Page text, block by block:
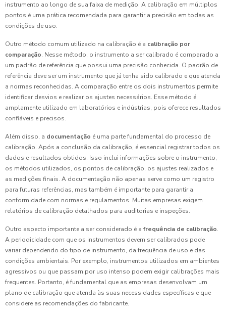
instrumento ao longo de sua faixa de medição. A calibração em múltiplos
pontos é uma prática recomendada para garantir a precisão em todas as
condições de uso.
Outro método comum utilizado na calibração é a calibração por
comparação. Nesse método, o instrumento a ser calibrado é comparado a
um padrão de referência que possui uma precisão conhecida. O padrão de
referência deve ser um instrumento que já tenha sido calibrado e que atenda
a normas reconhecidas. A comparação entre os dois instrumentos permite
identificar desvios e realizar os ajustes necessários. Esse método é
amplamente utilizado em laboratórios e indústrias, pois oferece resultados
confiáveis e precisos.
Além disso, a documentação é uma parte fundamental do processo de
calibração. Após a conclusão da calibração, é essencial registrar todos os
dados e resultados obtidos. Isso inclui informações sobre o instrumento,
os métodos utilizados, os pontos de calibração, os ajustes realizados e
as medições finais. A documentação não apenas serve como um registro
para futuras referências, mas também é importante para garantir a
conformidade com normas e regulamentos. Muitas empresas exigem
relatórios de calibração detalhados para auditorias e inspeções.
Outro aspecto importante a ser considerado é a frequência de calibração.
A periodicidade com que os instrumentos devem ser calibrados pode
variar dependendo do tipo de instrumento, da frequência de uso e das
condições ambientais. Por exemplo, instrumentos utilizados em ambientes
agressivos ou que passam por uso intenso podem exigir calibrações mais
frequentes. Portanto, é fundamental que as empresas desenvolvam um
plano de calibração que atenda às suas necessidades específicas e que
considere as recomendações do fabricante.